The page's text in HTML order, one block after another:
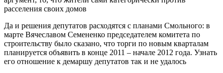
расселения своих домов
Да и решения депутатов расходятся с планами Смольного: в
марте Вячеславом Семененко председателем комитета по
строительству было сказано, что торги по новым кварталам
планируется объявить в конце 2011 – начале 2012 года. Узнать
его отношение к демаршу депутатов так и не удалось